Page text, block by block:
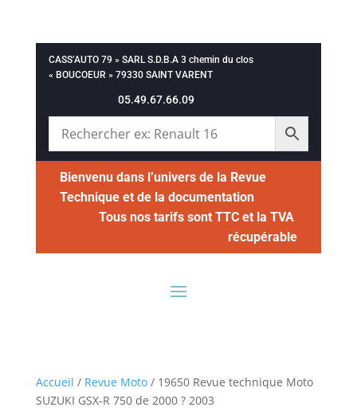
CASS’AUTO 79 » SARL S.D.B.A 3 chemin du clos
« BOUCOEUR » 79330 SAINT VARENT
05.49.67.66.09
Bienvenu dans l’univers de la Revue
Technique et de la documentation
Tous nos tarifs sont TTC et la TVA
récupérable
Accueil / Revue Moto/ 19650 Revue technique Moto
SUZUKI GSX-R 750 de 2000 ? 2003